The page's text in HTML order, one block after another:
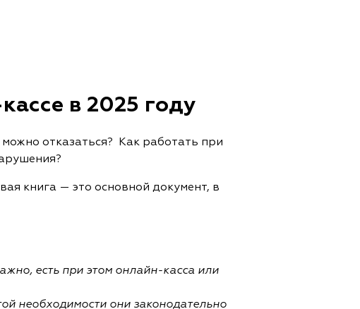
в 2025 году
можно отказаться? Как работать при
книга — это основной документ, в
есть при этом онлайн-касса или
необходимости они законодательно